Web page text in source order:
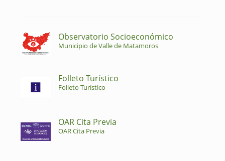
Observatorio Socioeconómico
Municipio de Valle de Matamoros
Folleto Turístico
Folleto Turístico
OAR Cita Previa
OAR Cita Previa